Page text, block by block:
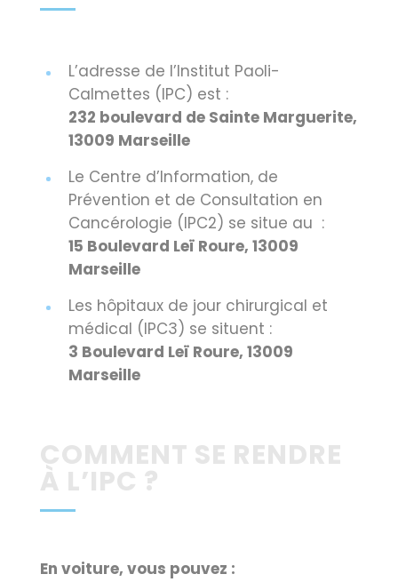
L’adresse de l’Institut Paoli-
Calmettes (IPC) est :
232 boulevard de Sainte Marguerite,
13009 Marseille
Le Centre d’Information, de
Prévention et de Consultation en
Cancérologie (IPC2) se situe au :
15 Boulevard Leï Roure, 13009
Marseille
Les hôpitaux de jour chirurgical et
médical (IPC3) se situent :
3 Boulevard Leï Roure, 13009
Marseille
COMMENT SE RENDRE
À L’IPC ?
En voiture, vous pouvez :